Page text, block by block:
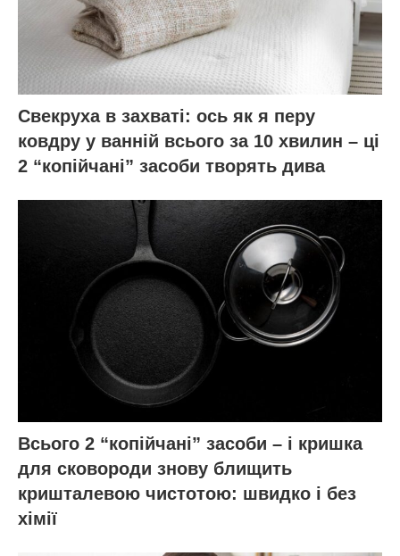
Свекруха в захваті: ось як я перу
ковдру у ванній всього за 10 хвилин – ці
2 “копійчані” засоби творять дива
Всього 2 “копійчані” засоби – і кришка
для сковороди знову блищить
кришталевою чистотою: швидко і без
хімії